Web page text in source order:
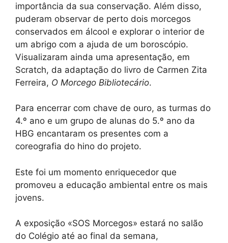
importância da sua conservação. Além disso,
puderam observar de perto dois morcegos
conservados em álcool e explorar o interior de
um abrigo com a ajuda de um boroscópio.
Visualizaram ainda uma apresentação, em
Scratch, da adaptação do livro de Carmen Zita
Ferreira, O Morcego Bibliotecário.
Para encerrar com chave de ouro, as turmas do
4.º ano e um grupo de alunas do 5.º ano da
HBG encantaram os presentes com a
coreografia do hino do projeto.
Este foi um momento enriquecedor que
promoveu a educação ambiental entre os mais
jovens.
A exposição «SOS Morcegos» estará no salão
do Colégio até ao final da semana,